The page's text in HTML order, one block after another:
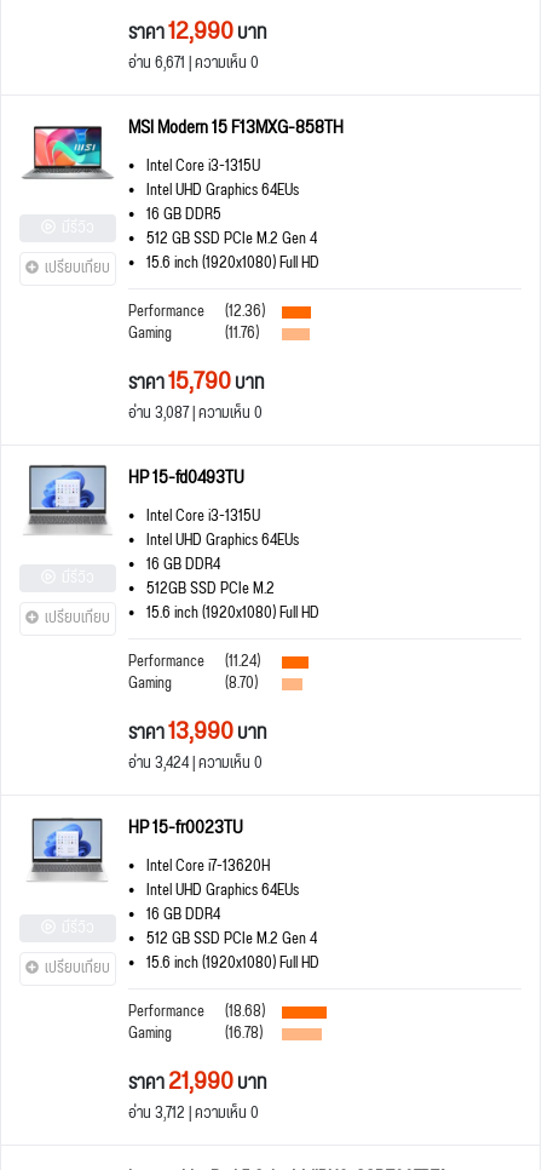
ราคา12,990บาท
อ่าน 6,671 | ความเห็น 0
เปรียบเทียบ
MSI Modern 15 F13MXG-858TH
Intel Core i3-1315U
Intel UHD Graphics 64EUs
16 GB DDR5
512 GB SSD PCIe M.2 Gen 4
15.6 inch (1920x1080) Full HD
Performance
(12.36)
Gaming (11.76)
ราคา15,790บาท
อ่าน 3,087 | ความเห็น 0
เปรียบเทียบ
HP 15-fd0493TU
Intel Core i3-1315U
Intel UHD Graphics 64EUs
16 GB DDR4
512GB SSD PCIe M.2
15.6 inch (1920x1080) Full HD
Performance
(11.24)
Gaming (8.70)
ราคา13,990บาท
อ่าน 3,424 | ความเห็น 0
เปรียบเทียบ
HP 15-fr0023TU
Intel Core i7-13620H
Intel UHD Graphics 64EUs
16 GB DDR4
512 GB SSD PCIe M.2 Gen 4
15.6 inch (1920x1080) Full HD
Performance
(18.68)
Gaming (16.78)
ราคา21,990บาท
อ่าน 3,712 | ความเห็น 0